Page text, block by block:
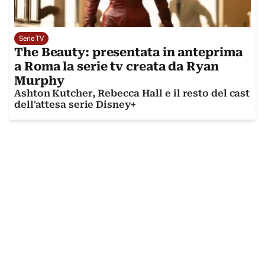
Serie TV
The Beauty: presentata in anteprima
a Roma la serie tv creata da Ryan
Murphy
Ashton Kutcher, Rebecca Hall e il resto del cast
dell'attesa serie Disney+